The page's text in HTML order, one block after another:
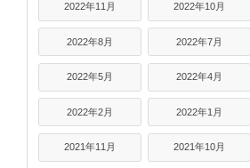
2022年11月 2022年10月
2022年8月 2022年7月
2022年5月 2022年4月
2022年2月 2022年1月
2021年11月 2021年10月